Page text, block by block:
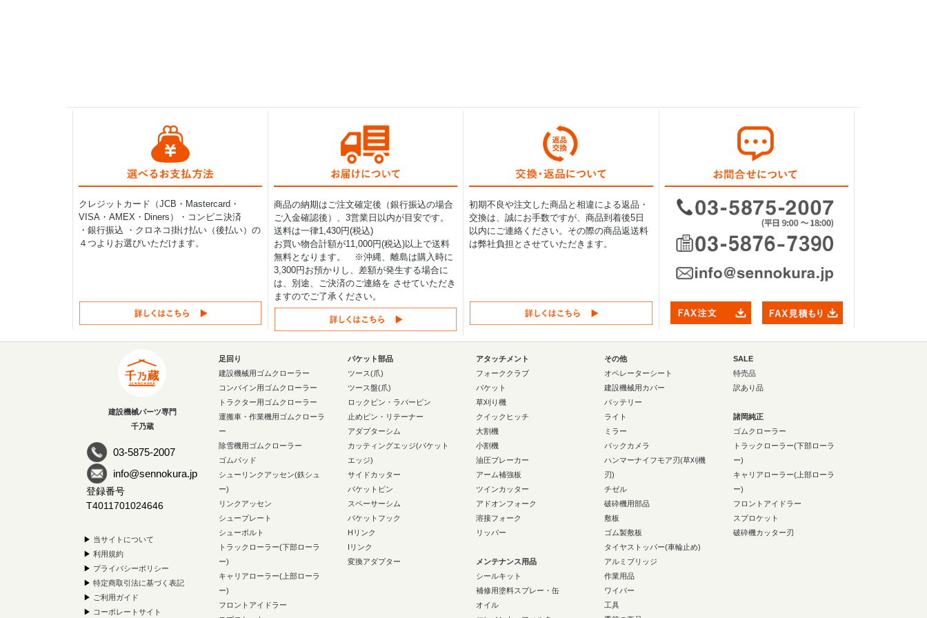
クレジットカード（JCB・Mastercard・
VISA・AMEX・Diners）・コンビニ決済
・銀行振込 ・クロネコ掛け払い（後払い）の
４つよりお選びいただけます。
商品の納期はご注文確定後（銀行振込の場合
ご入金確認後）、3営業日以内が目安です。
送料は一律1,430円(税込)
お買い物合計額が11,000円(税込)以上で送料
無料となります。 ※沖縄、離島は購入時に
3,300円お預かりし、差額が発生する場合に
は、別途、ご決済のご連絡を させていただき
ますのでご了承ください。
初期不良や注文した商品と相違による返品・
交換は、誠にお手数ですが、商品到着後5日
以内にご連絡ください。その際の商品返送料
は弊社負担とさせていただきます。
建設機械パーツ専門
千乃蔵
03-5875-2007
info@sennokura.jp
登録番号
T4011701024646
▶ 当サイトについて
▶ 利用規約
▶ プライバシーポリシー
▶ 特定商取引法に基づく表記
▶ ご利用ガイド
▶ コーポレートサイト
足回り
建設機械用ゴムクローラー
コンバイン用ゴムクローラー
トラクター用ゴムクローラー
運搬車・作業機用ゴムクローラ
ー
除雪機用ゴムクローラー
ゴムパッド
シューリンクアッセン(鉄シュ
ー)
リンクアッセン
シュープレート
シューボルト
トラックローラー(下部ローラ
ー)
キャリアローラー(上部ローラ
ー)
フロントアイドラー
バケット部品
ツース(爪)
ツース盤(爪)
ロックピン・ラバーピン
止めピン・リテーナー
アダプターシム
カッティングエッジ(バケット
エッジ)
サイドカッター
バケットピン
スペーサーシム
バケットフック
Hリンク
Iリンク
変換アダプター
アタッチメント
フォーククラブ
バケット
草刈り機
クイックヒッチ
大割機
小割機
油圧ブレーカー
アーム補強板
ツインカッター
アドオンフォーク
溶接フォーク
リッパー
メンテナンス用品
シールキット
補修用塗料スプレー・缶
オイル
その他
オペレーターシート
建設機械用カバー
バッテリー
ライト
ミラー
バックカメラ
ハンマーナイフモア刃(草刈機
刃)
チゼル
破砕機用部品
敷板
ゴム製敷板
タイヤストッパー(車輪止め)
アルミブリッジ
作業用品
ワイパー
工具
SALE
特売品
訳あり品
諸岡純正
ゴムクローラー
トラックローラー(下部ローラ
ー)
キャリアローラー(上部ローラ
ー)
フロントアイドラー
スプロケット
破砕機カッター刃